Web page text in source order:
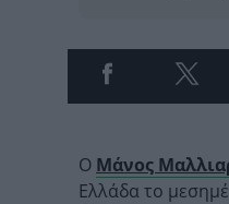
Ο Μάνος
Ελλάδα το